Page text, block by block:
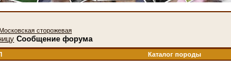
сторожевая
Сообщение форума
Каталог породы